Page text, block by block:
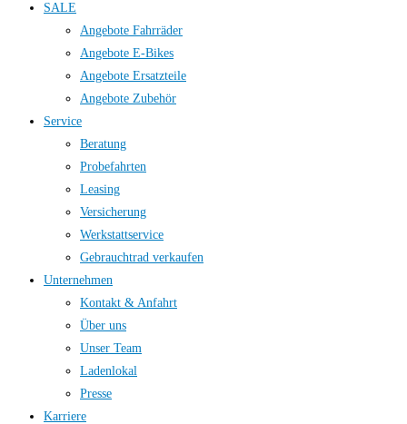
SALE
Angebote Fahrräder
Angebote E-Bikes
Angebote Ersatzteile
Angebote Zubehör
Service
Beratung
Probefahrten
Leasing
Versicherung
Werkstattservice
Gebrauchtrad verkaufen
Unternehmen
Kontakt & Anfahrt
Über uns
Unser Team
Ladenlokal
Presse
Karriere